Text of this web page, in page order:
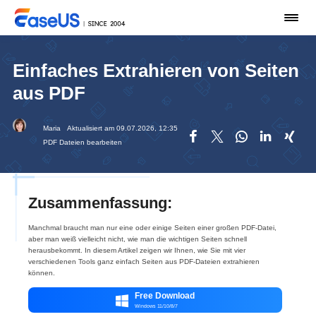
Einfaches Extrahieren von Seiten
aus PDF
Maria
Aktualisiert am 09.07.2026, 12:35
PDF Dateien bearbeiten
    
Zusammenfassung:
Manchmal braucht man nur eine oder einige Seiten einer großen PDF-Datei,
aber man weiß vielleicht nicht, wie man die wichtigen Seiten schnell
herausbekommt. In diesem Artikel zeigen wir Ihnen, wie Sie mit vier
verschiedenen Tools ganz einfach Seiten aus PDF-Dateien extrahieren
können.
 Free Download
Windows 11/10/8/7